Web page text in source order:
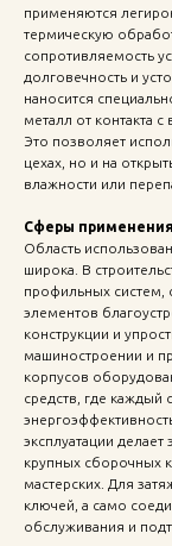
применяются
термическую
сопротивляемость
долговечность и
наносится
металл от контакта
Это позволяет
цехах, но и на
влажности или
Сферы
Область
широка. В
профильных систем,
элементов
конструкции и
машиностроении и
корпусов
средств, где
эксплуатации
крупных сборочных
мастерских. Для
ключей, а само
обслуживания и